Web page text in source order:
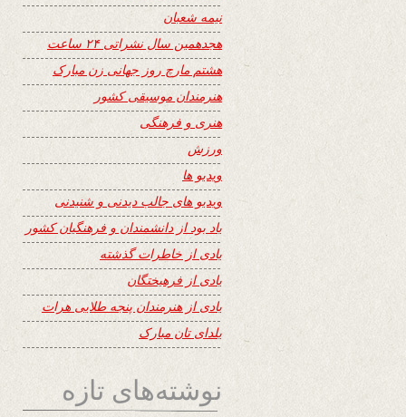
نیمه شعبان
هجدهمین سال نشراتی ۲۴ ساعت
هشتم مارچ روز جهانی زن مبارک
هنرمندان موسیقی کشور
هنری و فرهنگی
ورزش
ویدیو ها
ویدیو های جالب دیدنی و شنیدنی
یاد بود از دانشمندان و فرهنگیان کشور
یادی از خاطرات گذشته
یادی از فرهیختگان
یادی از هنرمندان پنجه طلایی هرات
یلدای تان مبارک
نوشته‌های تازه